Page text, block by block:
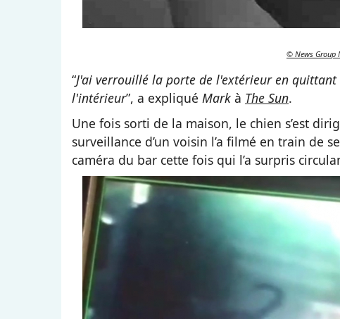
© News Group
“J'ai verrouillé la porte de l'extérieur en
l'intérieur”, a expliqué Mark à The Sun.
Une fois sorti de la maison, le chien s’est
surveillance d’un voisin l’a filmé en train de
caméra du bar cette fois qui l’a surpris